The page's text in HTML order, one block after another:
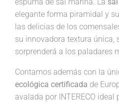
elegante forma piramidal y
las delicias de los
su innovadora textura única,
sorprenderá a los paladares
Contamos además con la
ecológica certificada de
avalada por INTERECO ideal